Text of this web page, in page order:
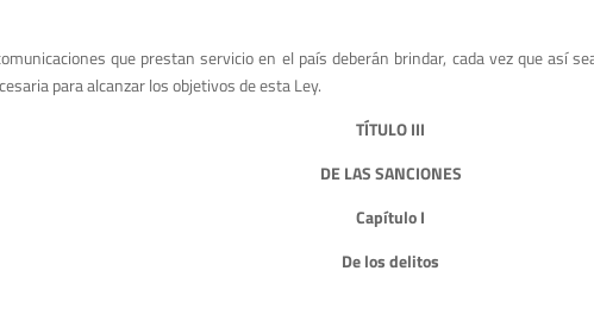
que prestan servicio en el país deberán brindar, cada vez que así
para alcanzar los objetivos de esta Ley.
TÍTULO III
DE LAS SANCIONES
Capítulo I
De los delitos